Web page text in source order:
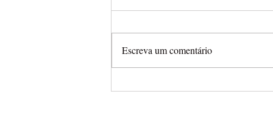
Escreva um comentário